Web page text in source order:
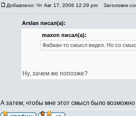
Добавлено: Чт Авг 17, 2006 12:29 pm Заголовок
Arslan писал(а):
maxon писал(а):
Фабиан-то смысл видел. Но со
Ну, зачем же попозже?
А затем, чтобы мне этот смысл было